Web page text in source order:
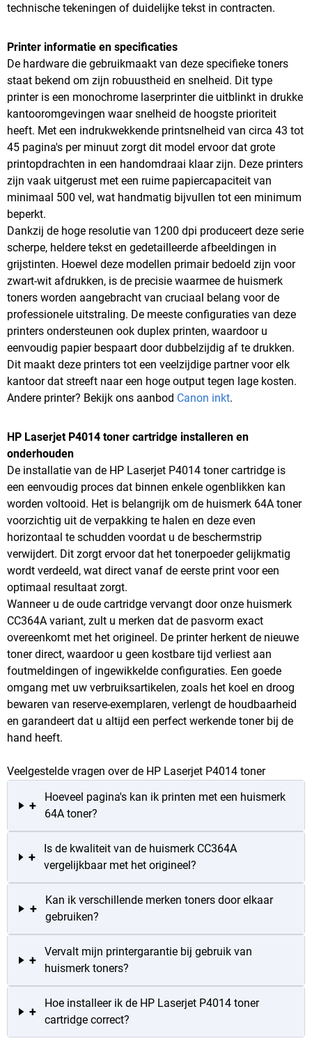
technische tekeningen of duidelijke tekst in contracten.
Printer informatie en specificaties
De hardware die gebruikmaakt van deze specifieke toners
staat bekend om zijn robuustheid en snelheid. Dit type
printer is een monochrome laserprinter die uitblinkt in drukke
kantooromgevingen waar snelheid de hoogste prioriteit
heeft. Met een indrukwekkende printsnelheid van circa 43 tot
45 pagina's per minuut zorgt dit model ervoor dat grote
printopdrachten in een handomdraai klaar zijn. Deze printers
zijn vaak uitgerust met een ruime papiercapaciteit van
minimaal 500 vel, wat handmatig bijvullen tot een minimum
beperkt.
Dankzij de hoge resolutie van 1200 dpi produceert deze serie
scherpe, heldere tekst en gedetailleerde afbeeldingen in
grijstinten. Hoewel deze modellen primair bedoeld zijn voor
zwart-wit afdrukken, is de precisie waarmee de huismerk
toners worden aangebracht van cruciaal belang voor de
professionele uitstraling. De meeste configuraties van deze
printers ondersteunen ook duplex printen, waardoor u
eenvoudig papier bespaart door dubbelzijdig af te drukken.
Dit maakt deze printers tot een veelzijdige partner voor elk
kantoor dat streeft naar een hoge output tegen lage kosten.
Andere printer? Bekijk ons aanbod Canon inkt.
HP Laserjet P4014 toner cartridge installeren en
onderhouden
De installatie van de HP Laserjet P4014 toner cartridge is
een eenvoudig proces dat binnen enkele ogenblikken kan
worden voltooid. Het is belangrijk om de huismerk 64A toner
voorzichtig uit de verpakking te halen en deze even
horizontaal te schudden voordat u de beschermstrip
verwijdert. Dit zorgt ervoor dat het tonerpoeder gelijkmatig
wordt verdeeld, wat direct vanaf de eerste print voor een
optimaal resultaat zorgt.
Wanneer u de oude cartridge vervangt door onze huismerk
CC364A variant, zult u merken dat de pasvorm exact
overeenkomt met het origineel. De printer herkent de nieuwe
toner direct, waardoor u geen kostbare tijd verliest aan
foutmeldingen of ingewikkelde configuraties. Een goede
omgang met uw verbruiksartikelen, zoals het koel en droog
bewaren van reserve-exemplaren, verlengt de houdbaarheid
en garandeert dat u altijd een perfect werkende toner bij de
hand heeft.
Veelgestelde vragen over de HP Laserjet P4014 toner
+
Hoeveel pagina's kan ik printen met een huismerk
64A toner?
+
Is de kwaliteit van de huismerk CC364A
vergelijkbaar met het origineel?
+
Kan ik verschillende merken toners door elkaar
gebruiken?
+
Vervalt mijn printergarantie bij gebruik van
huismerk toners?
+
Hoe installeer ik de HP Laserjet P4014 toner
cartridge correct?